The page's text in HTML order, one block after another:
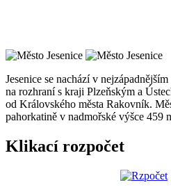
Jesenice se nachází v
na rozhraní s kraji Plzeňským a
od Královského města Rakovník.
pahorkatině v nadmořské výšce 459
Klikací rozpočet